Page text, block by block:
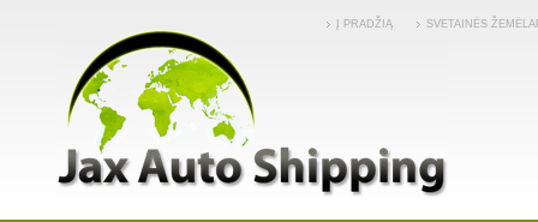
SVETAINĖS
Į PRADŽIĄ